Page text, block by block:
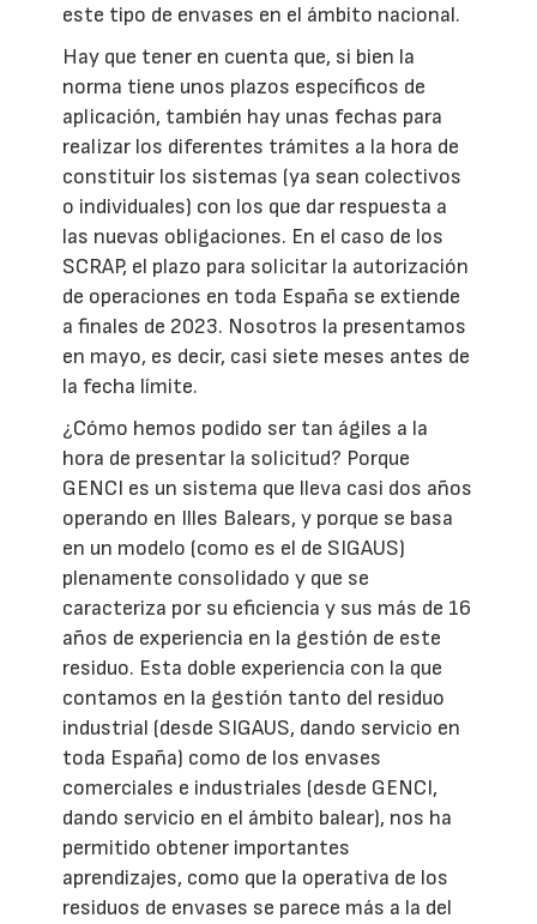
este tipo de envases en el ámbito nacional.
Hay que tener en cuenta que, si bien la
norma tiene unos plazos específicos de
aplicación, también hay unas fechas para
realizar los diferentes trámites a la hora de
constituir los sistemas (ya sean colectivos
o individuales) con los que dar respuesta a
las nuevas obligaciones. En el caso de los
SCRAP, el plazo para solicitar la autorización
de operaciones en toda España se extiende
a finales de 2023. Nosotros la presentamos
en mayo, es decir, casi siete meses antes de
la fecha límite.
¿Cómo hemos podido ser tan ágiles a la
hora de presentar la solicitud? Porque
GENCI es un sistema que lleva casi dos años
operando en Illes Balears, y porque se basa
en un modelo (como es el de SIGAUS)
plenamente consolidado y que se
caracteriza por su eficiencia y sus más de 16
años de experiencia en la gestión de este
residuo. Esta doble experiencia con la que
contamos en la gestión tanto del residuo
industrial (desde SIGAUS, dando servicio en
toda España) como de los envases
comerciales e industriales (desde GENCI,
dando servicio en el ámbito balear), nos ha
permitido obtener importantes
aprendizajes, como que la operativa de los
residuos de envases se parece más a la del